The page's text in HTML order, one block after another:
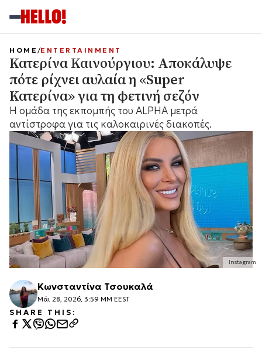
Instagram
HOME ENTERTAINMENT
Κατερίνα Καινούργιου: Αποκάλυψε
πότε ρίχνει αυλαία η «Super
Κατερίνα» για τη φετινή σεζόν
Η ομάδα της εκπομπής του ALPHA μετρά
αντίστροφα για τις καλοκαιρινές διακοπές.
Κωνσταντίνα Τσουκαλά
Μάι 28, 2026, 3:59 ΜΜ EEST
SHARE THIS: